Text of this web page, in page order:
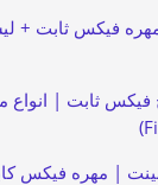
فیکس ثابت +
فیکس ثابت |
| مهره فیکس